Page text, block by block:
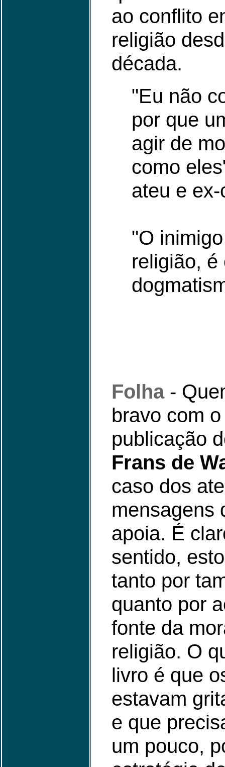
ao conflito
religião
década.
"Eu não
por que
agir de
como
ateu e
"O
religião, é
Folha-
bravo com
publicação
Frans de
caso dos
mensagens
apoia. É
sentido,
tanto por
quanto por
fonte da
religião. O
livro é que
estavam
e que
um pouco,